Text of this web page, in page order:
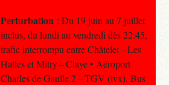
Perturbation : Du 19 juin au 7 juillet
inclus, du lundi au vendredi dès 22:45,
trafic interrompu entre Châtelet – Les
Halles et Mitry – Claye • Aéroport
Charles de Gaulle 2 – TGV (tvx). Bus